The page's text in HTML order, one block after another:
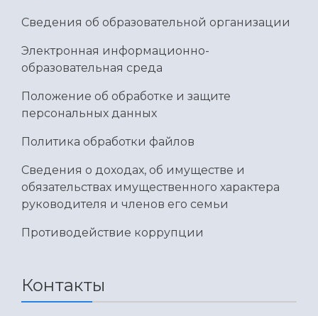
Сведения об образовательной организации
Электронная информационно-
образовательная среда
Положение об обработке и защите
персональных данных
Политика обработки файлов
Сведения о доходах, об имуществе и
обязательствах имущественного характера
руководителя и членов его семьи
Противодействие коррупции
Контакты